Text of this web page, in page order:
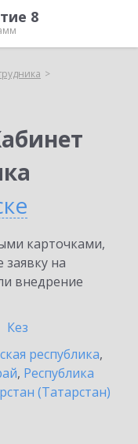
8
карточками,
на
внедрение
Кез
республика,
, Республика
(Татарстан)